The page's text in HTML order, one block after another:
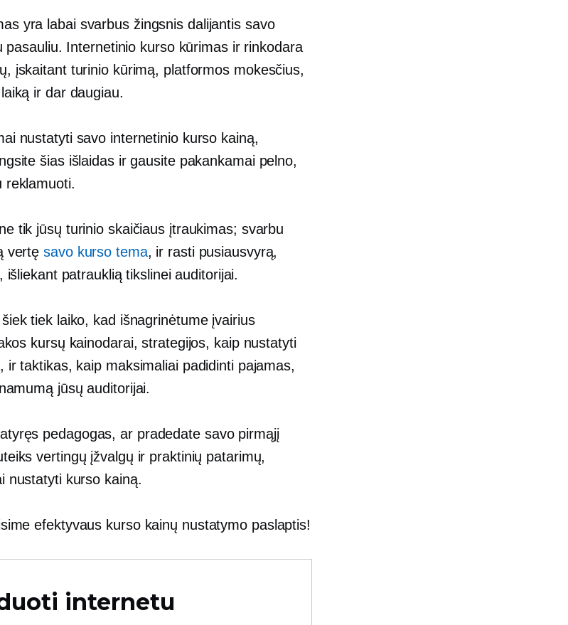
yra labai svarbus žingsnis dalijantis savo
pasauliu. Internetinio kurso kūrimas ir rinkodara
įskaitant turinio kūrimą, platformos mokesčius,
ir dar daugiau.
nustatyti savo internetinio kurso kainą,
šias išlaidas ir gausite pakankamai pelno,
reklamuoti.
tik jūsų turinio skaičiaus įtraukimas; svarbu
vertęsavo kurso tema, ir rasti pusiausvyrą,
išliekant patrauklią tikslinei auditorijai.
tiek laiko, kad išnagrinėtume įvairius
kursų kainodarai, strategijos, kaip nustatyti
ir taktikas, kaip maksimaliai padidinti pajamas,
jūsų auditorijai.
pedagogas, ar pradedate savo pirmąjį
vertingų įžvalgų ir praktinių patarimų,
nustatyti kurso kainą.
efektyvaus kurso kainų nustatymo paslaptis!
internetu